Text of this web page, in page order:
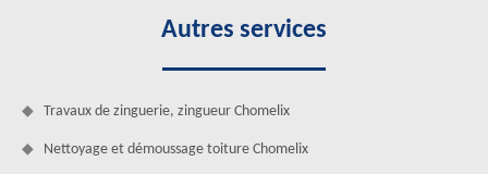
Autres services
Travaux de zinguerie, zingueur Chomelix
Nettoyage et démoussage toiture Chomelix